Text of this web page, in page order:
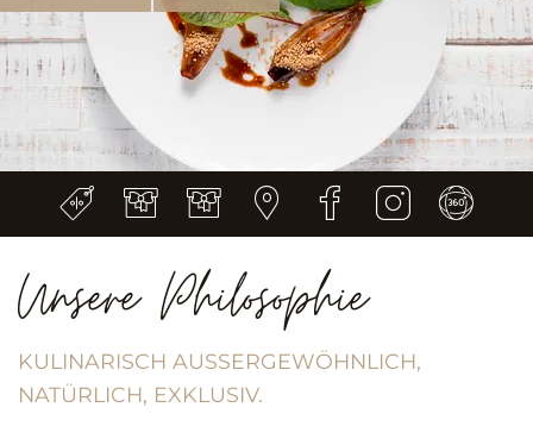
Unsere Philosophie
KULINARISCH AUSSERGEWÖHNLICH, N
ATÜRLICH, EXKLUSIV.